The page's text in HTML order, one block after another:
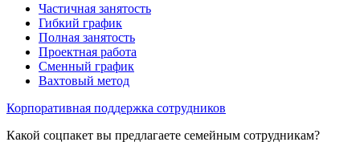
Частичная занятость
Гибкий график
Полная занятость
Проектная работа
Сменный график
Вахтовый метод
Корпоративная поддержка сотрудников
Какой соцпакет вы предлагаете семейным сотрудникам?